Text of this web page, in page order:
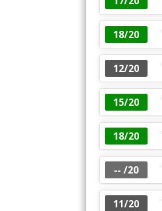
18/20
12/20
15/20
18/20
-- /20
11/20